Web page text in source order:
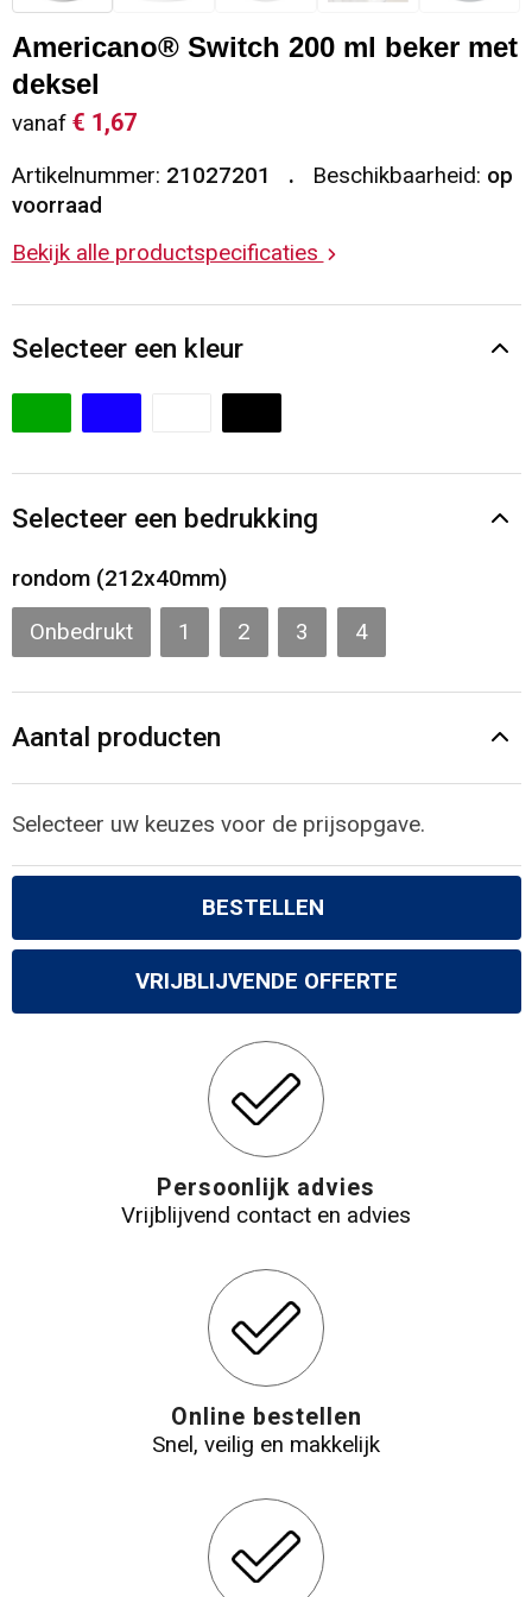
Sleutelhangers en Lanyards
Snoepgoed
Spellen voor binnen en buiten
Vrije tijd en Strand
Themapakketten
Vesten
Gilets
Blazers
Restauranttextiel
Reflecterende vesten
Hoofdbescherming
Gehoorbescherming
Caps, Hoeden en Mutsen
Americano® Switch 200 ml beker met
deksel
vanaf € 1,67
Artikelnummer: 21027201 Beschikbaarheid: op
voorraad
Bekijk alle productspecificaties
Selecteer een kleur
Selecteer een bedrukking
rondom (212x40mm)
Onbedrukt 1 2 3 4
Aantal producten
Selecteer uw keuzes voor de prijsopgave.
BESTELLEN
VRIJBLIJVENDE OFFERTE
Persoonlijk advies
Vrijblijvend contact en advies
Online bestellen
Snel, veilig en makkelijk